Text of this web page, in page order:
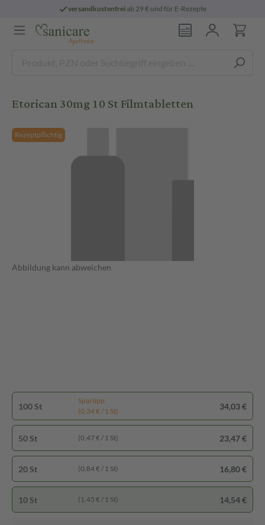
versandkostenfreiab 29 € und für E-Rezepte
Etorican 30mg 10 St Filmtabletten
Rezeptpflichtig
Abbildung kann abweichen
100 St
Spartipp
(0,34 € / 1 St)
34,03 €
50 St (0,47 € / 1 St) 23,47 €
20 St (0,84 € / 1 St) 16,80 €
10 St (1,45 € / 1 St) 14,54 €